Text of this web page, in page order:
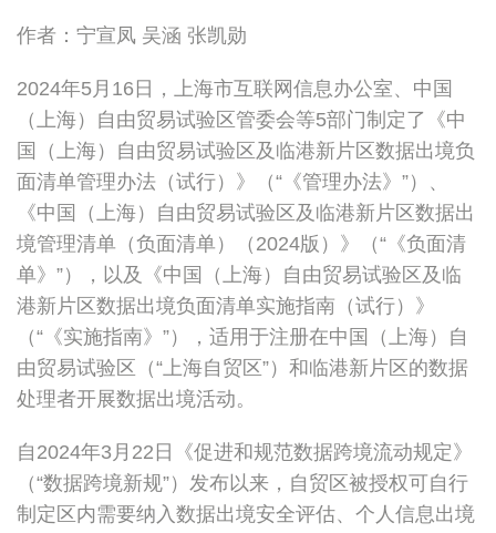
作者：宁宣凤 吴涵 张凯勋
2024年5月16日，上海市互联网信息办公室、中国
（上海）自由贸易试验区管委会等5部门制定了《中
国（上海）自由贸易试验区及临港新片区数据出境负
面清单管理办法（试行）》（“《管理办法》”）、
《中国（上海）自由贸易试验区及临港新片区数据出
境管理清单（负面清单）（2024版）》（“《负面清
单》”），以及《中国（上海）自由贸易试验区及临
港新片区数据出境负面清单实施指南（试行）》
（“《实施指南》”），适用于注册在中国（上海）自
由贸易试验区（“上海自贸区”）和临港新片区的数据
处理者开展数据出境活动。
自2024年3月22日《促进和规范数据跨境流动规定》
（“数据跨境新规”）发布以来，自贸区被授权可自行
制定区内需要纳入数据出境安全评估、个人信息出境